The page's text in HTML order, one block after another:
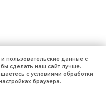
пользовательские данные с
сделать наш сайт лучше.
с условиями обработки
браузера.